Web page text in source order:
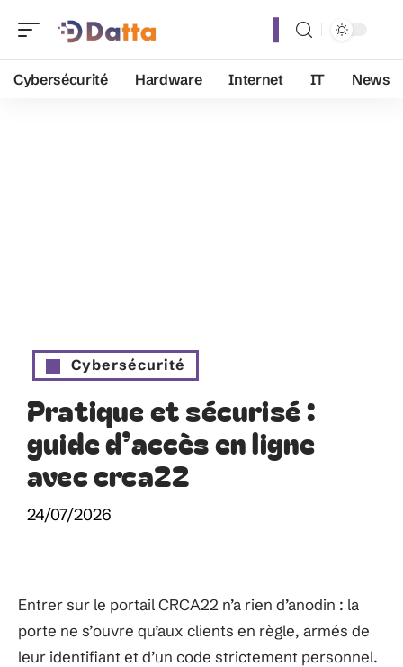
Cybersécurité Hardware Internet IT News
Cybersécurité
Pratique et sécurisé :
guide d’accès en ligne
avec crca22
24/07/2026
Entrer sur le portail CRCA22 n’a rien d’anodin : la
porte ne s’ouvre qu’aux clients en règle, armés de
leur identifiant et d’un code strictement personnel.